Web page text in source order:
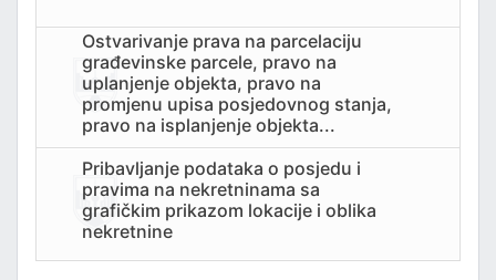
Ostvarivanje prava na parcelaciju
građevinske parcele, pravo na
uplanjenje objekta, pravo na
promjenu upisa posjedovnog stanja,
pravo na isplanjenje objekta...
Pribavljanje podataka o posjedu i
pravima na nekretninama sa
grafičkim prikazom lokacije i oblika
nekretnine